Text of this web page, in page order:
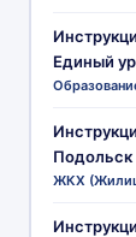
Единый
Подольск
ЖКХ